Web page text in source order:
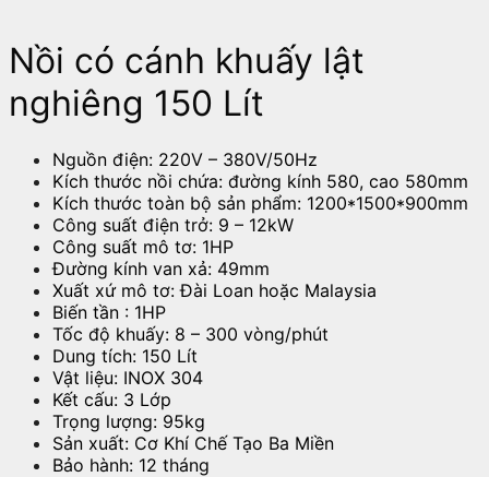
Nồi có cánh khuấy lật
nghiêng 150 Lít
Nguồn điện: 220V – 380V/50Hz
Kích thước nồi chứa: đường kính 580, cao 580mm
Kích thước toàn bộ sản phẩm: 1200*1500*900mm
Công suất điện trở: 9 – 12kW
Công suất mô tơ: 1HP
Đường kính van xả: 49mm
Xuất xứ mô tơ: Đài Loan hoặc Malaysia
Biến tần : 1HP
Tốc độ khuấy: 8 – 300 vòng/phút
Dung tích: 150 Lít
Vật liệu: INOX 304
Kết cấu: 3 Lớp
Trọng lượng: 95kg
Sản xuất: Cơ Khí Chế Tạo Ba Miền
Bảo hành: 12 tháng